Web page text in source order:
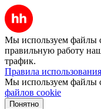
Мы используем файлы
правильную работу
трафик.
Правила
Мы используем файлы
файлов cookie
Понятно